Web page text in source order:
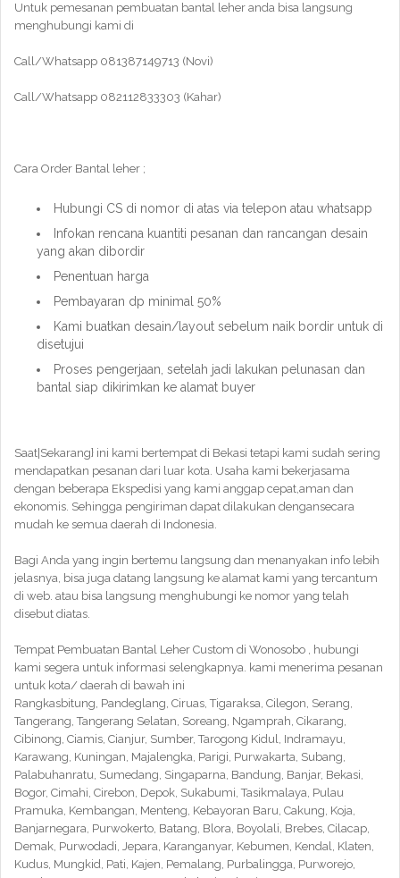
Untuk pemesanan pembuatan bantal leher anda bisa langsung
menghubungi kami di
Call/Whatsapp 081387149713 (Novi)
Call/Whatsapp 082112833303 (Kahar)
Cara Order Bantal leher ;
Hubungi CS di nomor di atas via telepon atau whatsapp
Infokan rencana kuantiti pesanan dan rancangan desain
yang akan dibordir
Penentuan harga
Pembayaran dp minimal 50%
Kami buatkan desain/layout sebelum naik bordir untuk di
disetujui
Proses pengerjaan, setelah jadi lakukan pelunasan dan
bantal siap dikirimkan ke alamat buyer
Saat|Sekarang} ini kami bertempat di Bekasi tetapi kami sudah sering
mendapatkan pesanan dari luar kota. Usaha kami bekerjasama
dengan beberapa Ekspedisi yang kami anggap cepat,aman dan
ekonomis. Sehingga pengiriman dapat dilakukan dengansecara
mudah ke semua daerah di Indonesia.
Bagi Anda yang ingin bertemu langsung dan menanyakan info lebih
jelasnya, bisa juga datang langsung ke alamat kami yang tercantum
di web. atau bisa langsung menghubungi ke nomor yang telah
disebut diatas.
Tempat Pembuatan Bantal Leher Custom di Wonosobo , hubungi
kami segera untuk informasi selengkapnya. kami menerima pesanan
untuk kota/ daerah di bawah ini
Rangkasbitung, Pandeglang, Ciruas, Tigaraksa, Cilegon, Serang,
Tangerang, Tangerang Selatan, Soreang, Ngamprah, Cikarang,
Cibinong, Ciamis, Cianjur, Sumber, Tarogong Kidul, Indramayu,
Karawang, Kuningan, Majalengka, Parigi, Purwakarta, Subang,
Palabuhanratu, Sumedang, Singaparna, Bandung, Banjar, Bekasi,
Bogor, Cimahi, Cirebon, Depok, Sukabumi, Tasikmalaya, Pulau
Pramuka, Kembangan, Menteng, Kebayoran Baru, Cakung, Koja,
Banjarnegara, Purwokerto, Batang, Blora, Boyolali, Brebes, Cilacap,
Demak, Purwodadi, Jepara, Karanganyar, Kebumen, Kendal, Klaten,
Kudus, Mungkid, Pati, Kajen, Pemalang, Purbalingga, Purworejo,